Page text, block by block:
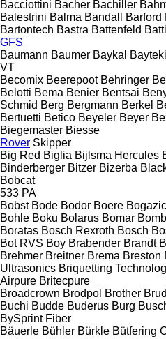
Bacciottini Bacher Bachiller
Balestrini Balma Bandall Barford
Bartontech Bastra Battenfeld
GFS
Baumann Baumer Baykal
VT
Becomix Beerepoot Behringer
Belotti Bema Benier Bentsai
Schmid Berg Bergmann Berkel
Bertuetti Betico Beyeler Beyer
Biegemaster Biesse
Rover Skipper
Big Red Biglia Bijlsma Hercules
Binderberger Bitzer Bizerba
Bobcat
533 PA
Bobst Bode Bodor Boere
Bohle Boku Bolarus Bomar
Boratas Bosch Rexroth Bosch
Bot RVS Boy Brabender Brandt
Brehmer Breitner Brema Breston
Ultrasonics Briquetting
Airpure Britecpure
Broadcrown Brodpol Brother
Buchi Budde Buderus Burg
BySprint Fiber
Bäuerle Bühler Bürkle Bütfering